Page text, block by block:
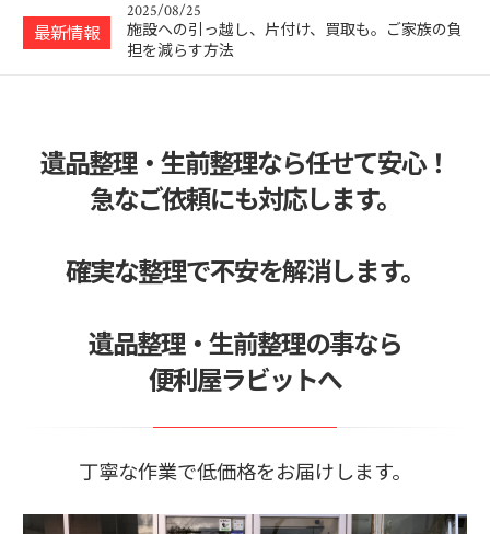
最新情報
2025/08/25
施設への引っ越し、片付け、買取も。ご家族の負
担を減らす方法
2025/05/08
あなたの得意なことを活かす！自由な働き方の便
利屋オーナー募…
2025/12/31
遺品整理・生前整理なら任せて安心！
急なご依頼にも対応します。
確実な整理で不安を解消します。
遺品整理・生前整理の事なら
便利屋ラビットへ
丁寧な作業で低価格をお届けします。